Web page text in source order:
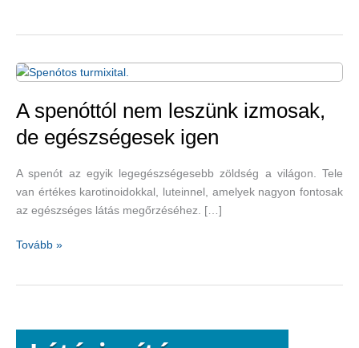
A spenóttól nem leszünk izmosak,
de egészségesek igen
A spenót az egyik legegészségesebb zöldség a világon. Tele
van értékes karotinoidokkal, luteinnel, amelyek nagyon fontosak
az egészséges látás megőrzéséhez. […]
A
Tovább »